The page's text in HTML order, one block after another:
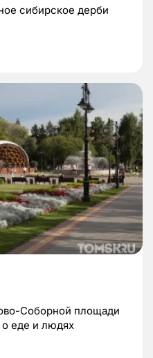
сибирское дерби
Соборной площади
о еде и людях